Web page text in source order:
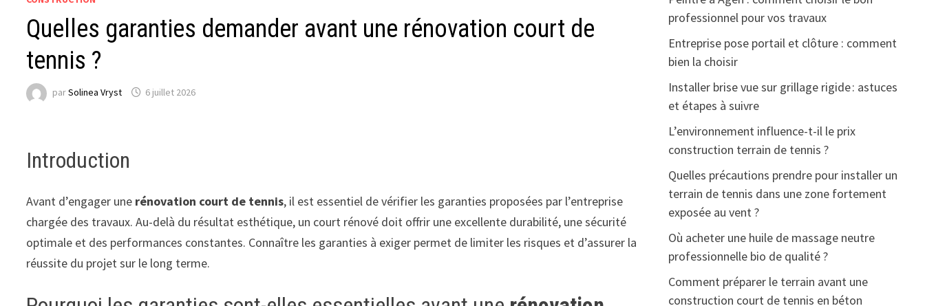
Quelles garanties demander avant une rénovation court de
tennis ?
parSolinea Vryst 6 juillet 2026
Introduction
Avant d’engager une rénovation court de tennis, il est essentiel de vérifier les garanties proposées par l’entreprise
chargée des travaux. Au-delà du résultat esthétique, un court rénové doit offrir une excellente durabilité, une sécurité
optimale et des performances constantes. Connaître les garanties à exiger permet de limiter les risques et d’assurer la
réussite du projet sur le long terme.
professionnel pour vos travaux
Entreprise pose portail et clôture : comment
bien la choisir
Installer brise vue sur grillage rigide : astuces
et étapes à suivre
L’environnement influence-t-il le prix
construction terrain de tennis ?
Quelles précautions prendre pour installer un
terrain de tennis dans une zone fortement
exposée au vent ?
Où acheter une huile de massage neutre
professionnelle bio de qualité ?
Comment préparer le terrain avant une
construction court de tennis en béton